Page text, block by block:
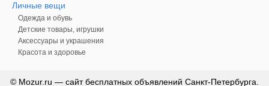
Личные вещи
Одежда и обувь
Детские товары, игрушки
Аксессуары и украшения
Красота и здоровье
© Mozur.ru — сайт бесплатных объявлений Санкт-Петербурга.